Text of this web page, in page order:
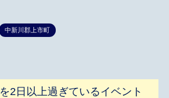
中新川郡上市町
2日以上過ぎているイベント